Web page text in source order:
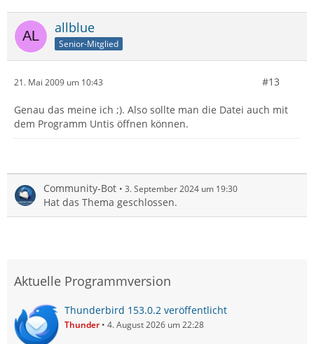
allblue
Senior-Mitglied
21. Mai 2009 um 10:43 #13
Genau das meine ich ;). Also sollte man die Datei auch mit
dem Programm Untis öffnen können.
Community-Bot 3. September 2024 um 19:30
Hat das Thema geschlossen.
Aktuelle Programmversion
Thunderbird 153.0.2 veröffentlicht
Thunder 4. August 2026 um 22:28